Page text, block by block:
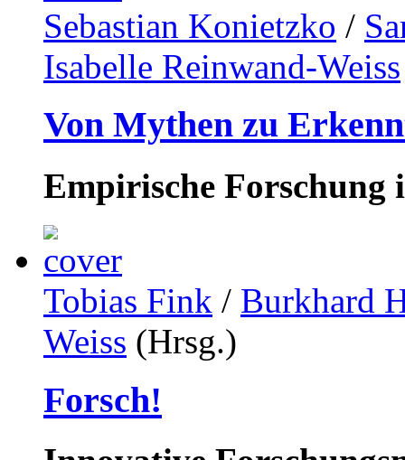
Sebastian Konietzko /
Isabelle Reinwand-Weiss
Von Mythen zu
Empirische
Tobias Fink / Burkhard
Weiss (Hrsg.)
Forsch!